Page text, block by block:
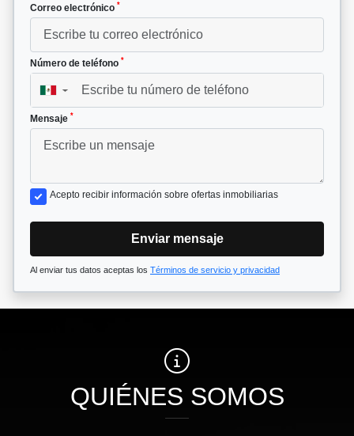
Correo electrónico *
Número de teléfono *
▼
Mensaje *
Acepto recibir información sobre ofertas inmobiliarias
Enviar mensaje
Al enviar tus datos aceptas los Términos de servicio y privacidad
QUIÉNES SOMOS